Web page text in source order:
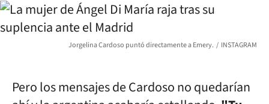
Jorgelina Cardoso puntó directamente a Emery. INSTAGRAM
Pero los mensajes de Cardoso no quedarían